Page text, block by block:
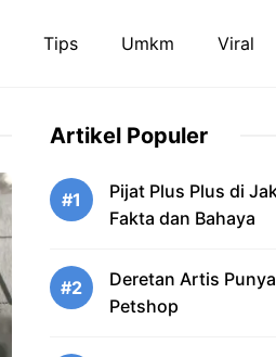
Tips Umkm Viral
Artikel Populer
#1
Pijat Plus Plus di
Fakta dan Bahaya
#2
Deretan Artis
Petshop